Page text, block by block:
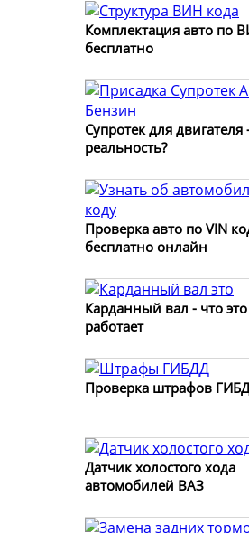
Комплектация авто по
бесплатно
Супротек для
реальность?
Проверка авто по VIN
бесплатно онлайн
Карданный вал - что
работает
Проверка штрафов
Датчик холостого хода
автомобилей ВАЗ